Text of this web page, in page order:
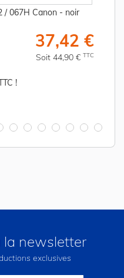
/ 067H Canon - noir
37,42 €
Soit 44,90 € TTC
!
la newsletter
exclusives